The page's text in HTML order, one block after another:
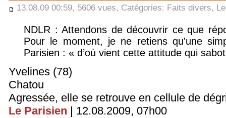
13.08.09 00:59, 5606 vues, Catégories: Faits divers,
NDLR : Attendons de découvrir ce que
Pour le moment, je ne retiens qu'une
Parisien : « d’où vient cette attitude qui
Yvelines (78)
Chatou
Agressée, elle se retrouve en cellule de
Le Parisien | 12.08.2009, 07h00